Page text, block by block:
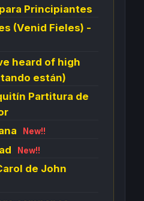
Principiantes
(Venid Fieles) -
heard of high
están)
Partitura de
New!!
New!!
de John